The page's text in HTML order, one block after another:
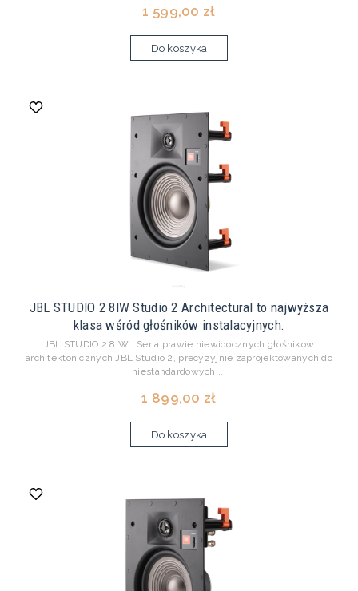
1 599,00 zł
Do koszyka
JBL STUDIO 2 8IW Studio 2 Architectural to najwyższa
klasa wśród głośników instalacyjnych.
JBL STUDIO 2 8IW Seria prawie niewidocznych głośników
architektonicznych JBL Studio 2, precyzyjnie zaprojektowanych do
niestandardowych ...
1 899,00 zł
Do koszyka